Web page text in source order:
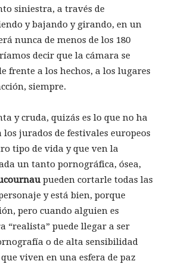
siniestra, a través de
y bajando y girando, en un
nunca de menos de los 180
decir que la cámara se
frente a los hechos, a los lugares
siempre.
y cruda, quizás es lo que no ha
los jurados de festivales europeos
tipo de vida y que ven la
un tanto pornográfica, ósea,
pueden cortarle todas las
y está bien, porque
pero cuando alguien es
“realista” puede llegar a ser
o de alta sensibilidad
viven en una esfera de paz